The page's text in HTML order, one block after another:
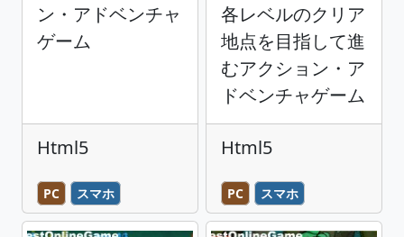
ン・アドベンチャ
ゲーム
Html5
PC スマホ
各レベルのクリア
地点を目指して進
むアクション・ア
ドベンチャゲーム
Html5
PC スマホ